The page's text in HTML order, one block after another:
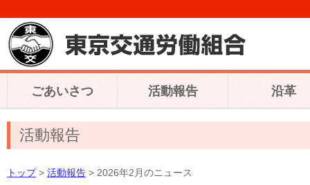
ごあいさつ 活動報告 沿革
活動報告
トップ> 活動報告 > 2026年2月のニュース